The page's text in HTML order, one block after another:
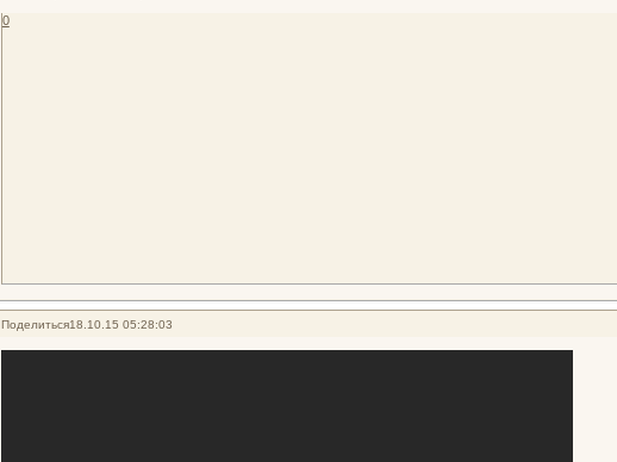
0
Поделиться18.10.15 05:28:03